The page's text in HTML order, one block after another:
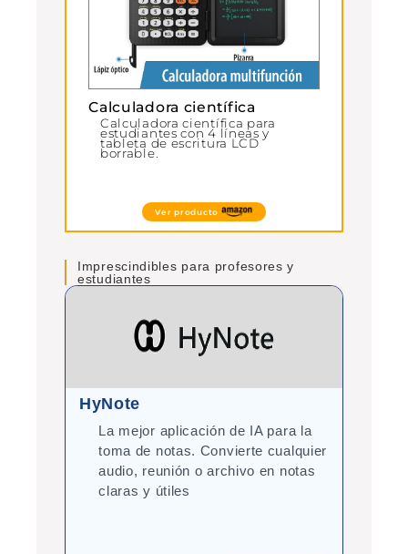
Calculadora científica
Calculadora científica para
estudiantes con 4 líneas y
tableta de escritura LCD
borrable.
Ver producto
Imprescindibles para profesores y
estudiantes
HyNote
La mejor aplicación de IA para la
toma de notas. Convierte cualquier
audio, reunión o archivo en notas
claras y útiles